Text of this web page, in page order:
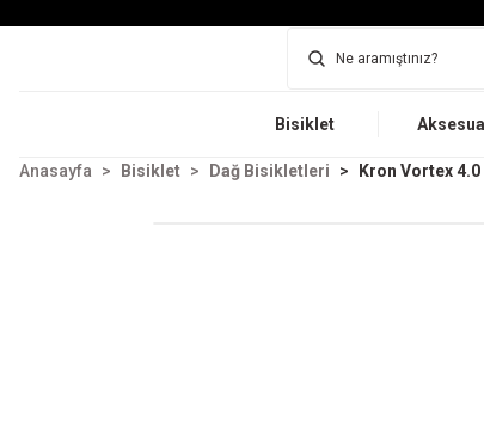
Bisiklet
Anasayfa Bisiklet Dağ Bisikletleri Kron Vortex